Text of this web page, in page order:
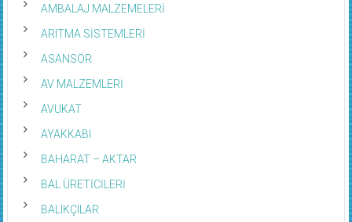
AMBALAJ MALZEMELERİ
ARITMA SİSTEMLERİ
ASANSÖR
AV MALZEMLERİ
AVUKAT
AYAKKABI
BAHARAT – AKTAR
BAL ÜRETİCİLERİ
BALIKÇILAR